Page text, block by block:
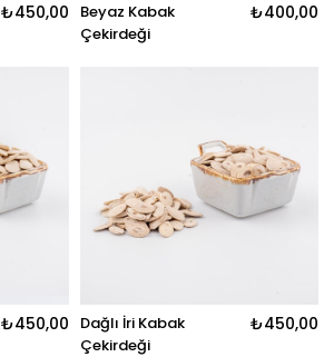
₺450,00
Beyaz Kabak
Çekirdeği
₺400,00
₺450,00
Dağlı İri Kabak
Çekirdeği
₺450,00